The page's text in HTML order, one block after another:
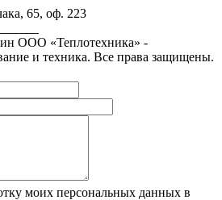
65, оф. 223
ООО «Теплотехника» -
и техника. Все права защищены.
моих персональных данных в